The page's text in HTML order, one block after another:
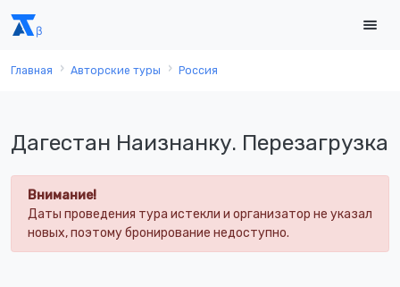
Главная Авторские туры Россия
Дагестан Наизнанку. Перезагрузка
Внимание!
Даты проведения тура истекли и организатор не указал
новых, поэтому бронирование недоступно.